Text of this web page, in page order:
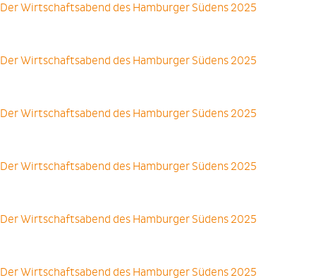
Der Wirtschaftsabend des Hamburger Südens 2025
Der Wirtschaftsabend des Hamburger Südens 2025
Der Wirtschaftsabend des Hamburger Südens 2025
Der Wirtschaftsabend des Hamburger Südens 2025
Der Wirtschaftsabend des Hamburger Südens 2025
Der Wirtschaftsabend des Hamburger Südens 2025